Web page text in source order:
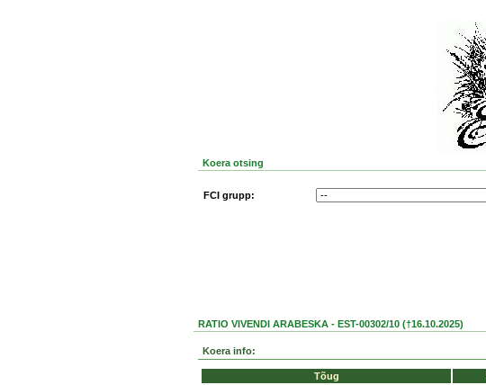
Koera otsing
FCI grupp:
RATIO VIVENDI ARABESKA - EST-00302/10 (†16.10.2025)
Koera info:
Tõug